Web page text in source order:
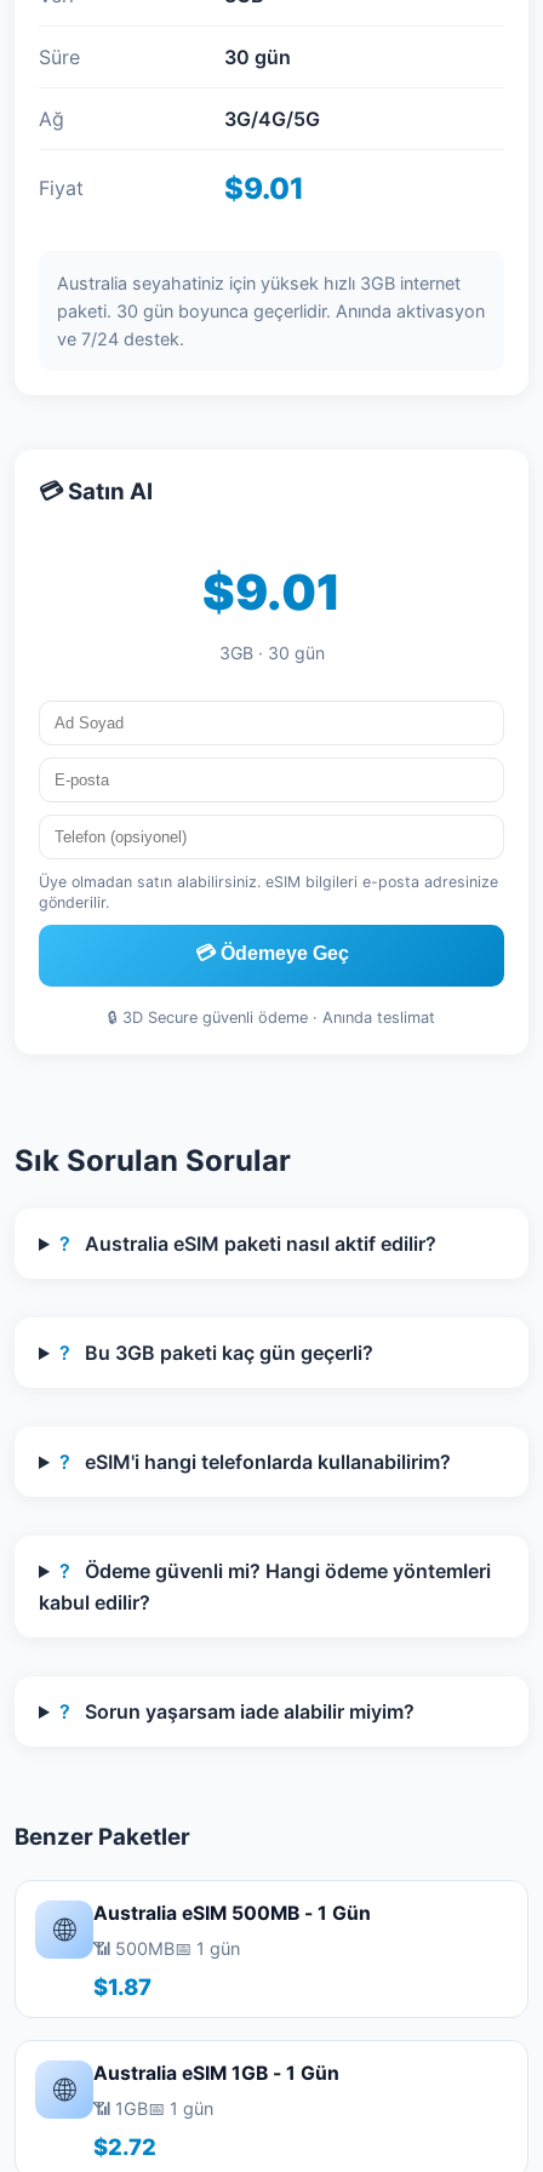
Süre 30 gün
Ağ 3G/4G/5G
Fiyat $9.01
Australia seyahatiniz için yüksek hızlı 3GB internet
paketi. 30 gün boyunca geçerlidir. Anında aktivasyon
ve 7/24 destek.
💳 Satın Al
$9.01
3GB · 30 gün
Üye olmadan satın alabilirsiniz. eSIM bilgileri e-posta adresinize
gönderilir.
💳 Ödemeye Geç
🔒 3D Secure güvenli ödeme · Anında teslimat
Sık Sorulan Sorular
? Australia eSIM paketi nasıl aktif edilir?
? Bu 3GB paketi kaç gün geçerli?
? eSIM'i hangi telefonlarda kullanabilirim?
?
Ödeme güvenli mi? Hangi ödeme yöntemleri
kabul edilir?
? Sorun yaşarsam iade alabilir miyim?
Benzer Paketler
🌐 Australia eSIM 500MB - 1 Gün
📶 500MB📅 1 gün
$1.87
🌐 Australia eSIM 1GB - 1 Gün
📶 1GB📅 1 gün
$2.72